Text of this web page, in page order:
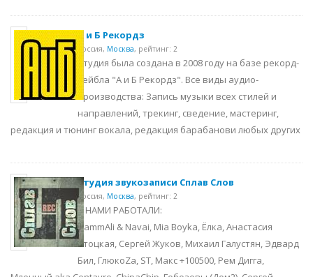
А и Б Рекордз
Россия, Москва, рейтинг: 2
Студия была создана в 2008 году на базе рекорд-
лейбла "А и Б Рекордз". Все виды аудио-
производства: Запись музыки всех стилей и
направлений, трекинг, сведение, мастеринг,
редакция и тюнинг вокала, редакция барабанови любых других
Студия звукозаписи Сплав Слов
Россия, Москва, рейтинг: 2
С НАМИ РАБОТАЛИ:
HammAli & Navai, Mia Boyka, Ёлка, Анастасия
Стоцкая, Сергей Жуков, Михаил Галустян, Эдвард
Бил, ГлюкоZa, ST, Макс +100500, Рем Дигга,